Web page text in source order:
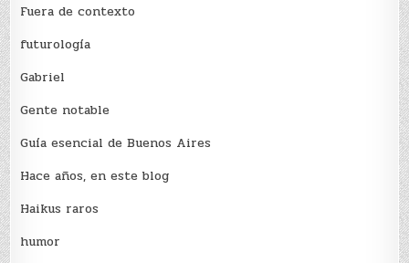
Fuera de contexto
futurología
Gabriel
Gente notable
Guía esencial de Buenos Aires
Hace años, en este blog
Haikus raros
humor